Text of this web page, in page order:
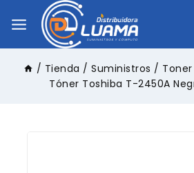
/ Tienda / Suministros / Toner
Tóner Toshiba T-2450A